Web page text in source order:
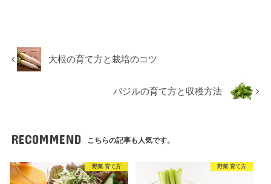
大根の育て方と栽培のコツ
バジルの育て方と収穫方法
RECOMMEND こちらの記事も人気です。
野菜 育て方 野菜 育て方